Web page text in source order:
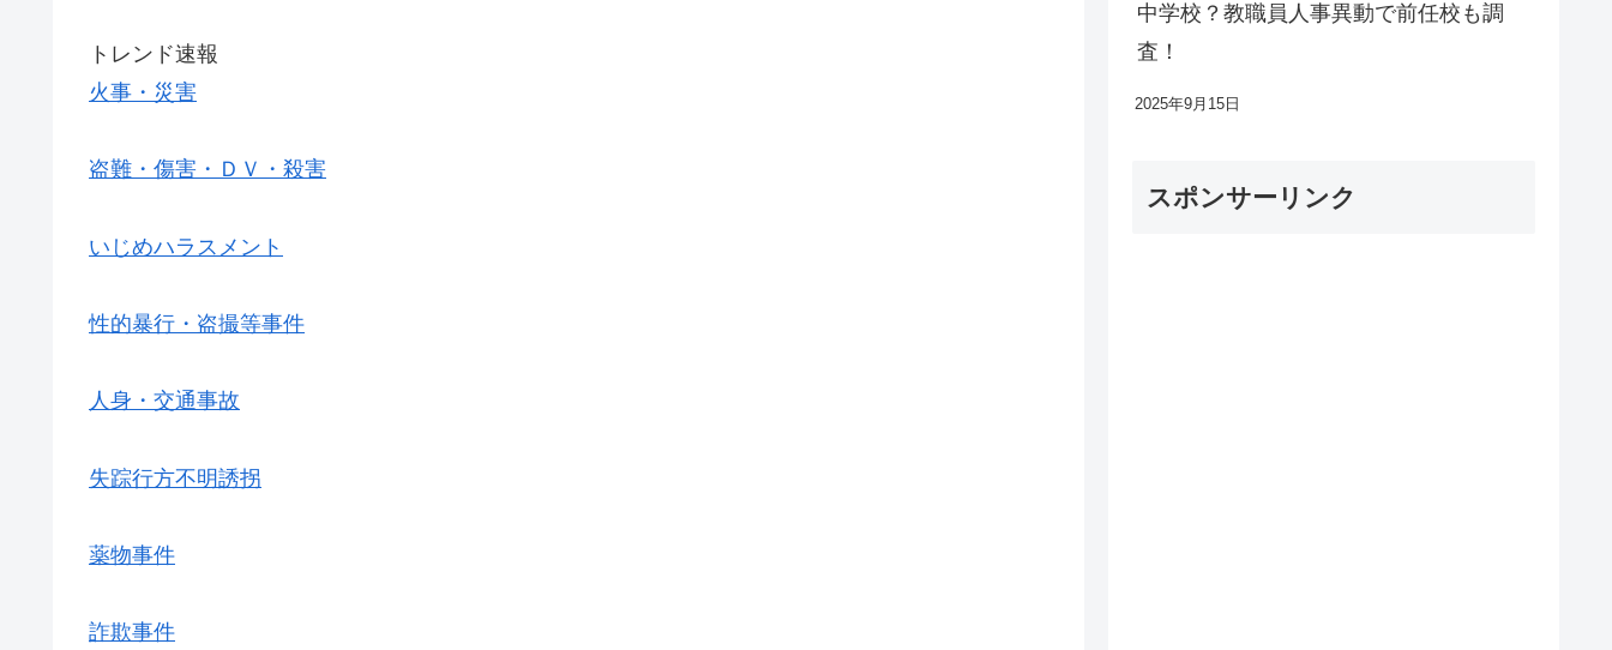
トレンド速報
火事・災害
盗難・傷害・ＤＶ・殺害
いじめハラスメント
性的暴行・盗撮等事件
人身・交通事故
失踪行方不明誘拐
薬物事件
詐欺事件
中学校？教職員人事異動で前任校も調
査！
2025年9月15日
スポンサーリンク